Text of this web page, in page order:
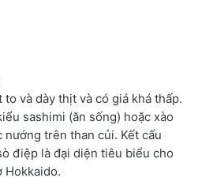
và dày thịt và có giá khá thấp.
sashimi (ăn sống) hoặc xào
trên than củi. Kết cấu
điệp là đại diện tiêu biểu cho
Hokkaido.